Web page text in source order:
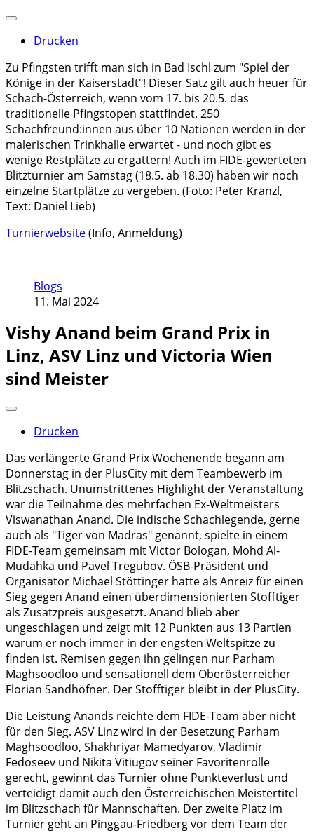
Drucken
Zu Pfingsten trifft man sich in Bad Ischl zum "Spiel der
Könige in der Kaiserstadt"! Dieser Satz gilt auch heuer für
Schach-Österreich, wenn vom 17. bis 20.5. das
traditionelle Pfingstopen stattfindet. 250
Schachfreund:innen aus über 10 Nationen werden in der
malerischen Trinkhalle erwartet - und noch gibt es
wenige Restplätze zu ergattern! Auch im FIDE-gewerteten
Blitzturnier am Samstag (18.5. ab 18.30) haben wir noch
einzelne Startplätze zu vergeben. (Foto: Peter Kranzl,
Text: Daniel Lieb)
Turnierwebsite(Info, Anmeldung)
Blogs
11. Mai 2024
Vishy Anand beim Grand Prix in
Linz, ASV Linz und Victoria Wien
sind Meister
Drucken
Das verlängerte Grand Prix Wochenende begann am
Donnerstag in der PlusCity mit dem Teambewerb im
Blitzschach. Unumstrittenes Highlight der Veranstaltung
war die Teilnahme des mehrfachen Ex-Weltmeisters
Viswanathan Anand. Die indische Schachlegende, gerne
auch als "Tiger von Madras" genannt, spielte in einem
FIDE-Team gemeinsam mit Victor Bologan, Mohd Al-
Mudahka und Pavel Tregubov. ÖSB-Präsident und
Organisator Michael Stöttinger hatte als Anreiz für einen
Sieg gegen Anand einen überdimensionierten Stofftiger
als Zusatzpreis ausgesetzt. Anand blieb aber
ungeschlagen und zeigt mit 12 Punkten aus 13 Partien
warum er noch immer in der engsten Weltspitze zu
finden ist. Remisen gegen ihn gelingen nur Parham
Maghsoodloo und sensationell dem Oberösterreicher
Florian Sandhöfner. Der Stofftiger bleibt in der PlusCity.
Die Leistung Anands reichte dem FIDE-Team aber nicht
für den Sieg. ASV Linz wird in der Besetzung Parham
Maghsoodloo, Shakhriyar Mamedyarov, Vladimir
Fedoseev und Nikita Vitiugov seiner Favoritenrolle
gerecht, gewinnt das Turnier ohne Punkteverlust und
verteidigt damit auch den Österreichischen Meistertitel
im Blitzschach für Mannschaften. Der zweite Platz im
Turnier geht an Pinggau-Friedberg vor dem Team der